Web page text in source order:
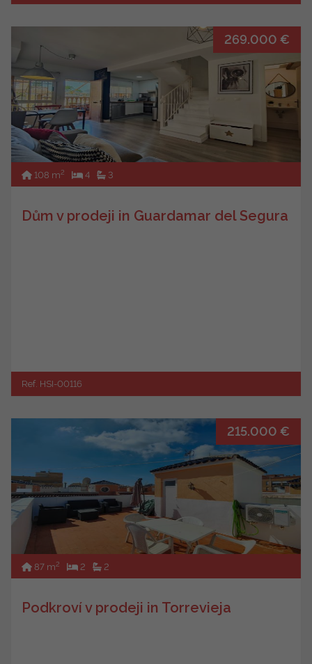
269.000 €
108 m2 4 3
Dům v prodeji in Guardamar del Segura
Ref. HSI-00116
215.000 €
87 m2 2 2
Podkroví v prodeji in Torrevieja